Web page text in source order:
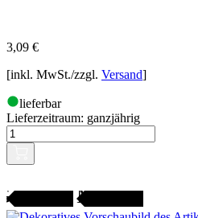
3,09 €
[inkl. MwSt./zzgl. Versand]
lieferbar
Lieferzeitraum: ganzjährig
SAMENFEST